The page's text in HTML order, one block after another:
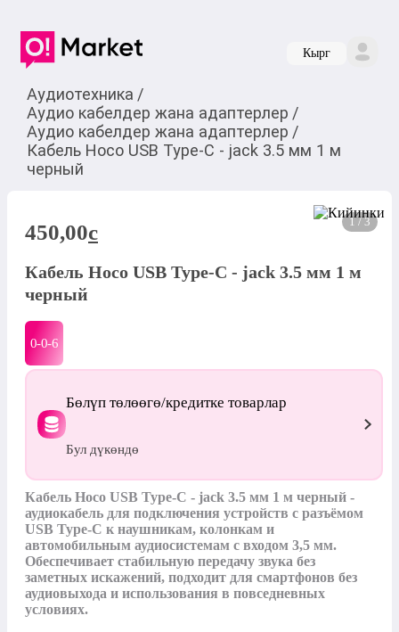
Кырг
Аудиотехника /
Аудио кабелдер жана адаптерлер /
Аудио кабелдер жана адаптерлер /
Кабель Hoco USB Type-C - jack 3.5 мм 1 м
черный
1 / 3
450,00c
Кабель Hoco USB Type-C - jack 3.5 мм 1 м
черный
0-0-6
Бөлүп төлөөгө/кредитке товарлар
Бул дүкөндө
Кабель Hoco USB Type-C - jack 3.5 мм 1 м черный -
аудиокабель для подключения устройств с разъёмом
USB Type-C к наушникам, колонкам и
автомобильным аудиосистемам с входом 3,5 мм.
Обеспечивает стабильную передачу звука без
заметных искажений, подходит для смартфонов без
аудиовыхода и использования в повседневных
условиях.